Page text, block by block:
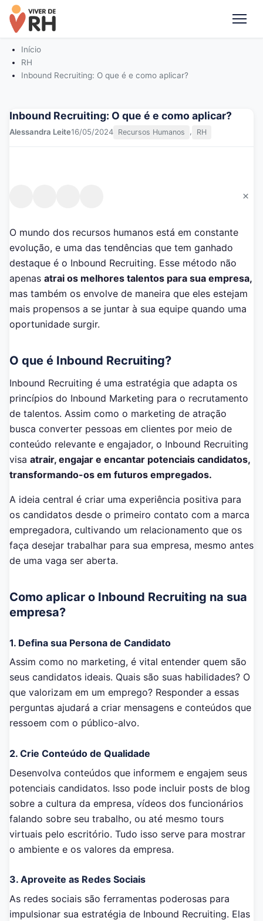
Início
RH
Inbound Recruiting: O que é e como aplicar?
Inbound Recruiting: O que é e como aplicar?
Alessandra Leite16/05/2024 Recursos Humanos , RH
×
O mundo dos recursos humanos está em constante
evolução, e uma das tendências que tem ganhado
destaque é o Inbound Recruiting. Esse método não
apenas atrai os melhores talentos para sua empresa,
mas também os envolve de maneira que eles estejam
mais propensos a se juntar à sua equipe quando uma
oportunidade surgir.
O que é Inbound Recruiting?
Inbound Recruiting é uma estratégia que adapta os
princípios do Inbound Marketing para o recrutamento
de talentos. Assim como o marketing de atração
busca converter pessoas em clientes por meio de
conteúdo relevante e engajador, o Inbound Recruiting
visa atrair, engajar e encantar potenciais candidatos,
transformando-os em futuros empregados.
A ideia central é criar uma experiência positiva para
os candidatos desde o primeiro contato com a marca
empregadora, cultivando um relacionamento que os
faça desejar trabalhar para sua empresa, mesmo antes
de uma vaga ser aberta.
Como aplicar o Inbound Recruiting na sua
empresa?
1. Defina sua Persona de Candidato
Assim como no marketing, é vital entender quem são
seus candidatos ideais. Quais são suas habilidades? O
que valorizam em um emprego? Responder a essas
perguntas ajudará a criar mensagens e conteúdos que
ressoem com o público-alvo.
2. Crie Conteúdo de Qualidade
Desenvolva conteúdos que informem e engajem seus
potenciais candidatos. Isso pode incluir posts de blog
sobre a cultura da empresa, vídeos dos funcionários
falando sobre seu trabalho, ou até mesmo tours
virtuais pelo escritório. Tudo isso serve para mostrar
o ambiente e os valores da empresa.
3. Aproveite as Redes Sociais
As redes sociais são ferramentas poderosas para
impulsionar sua estratégia de Inbound Recruiting. Elas